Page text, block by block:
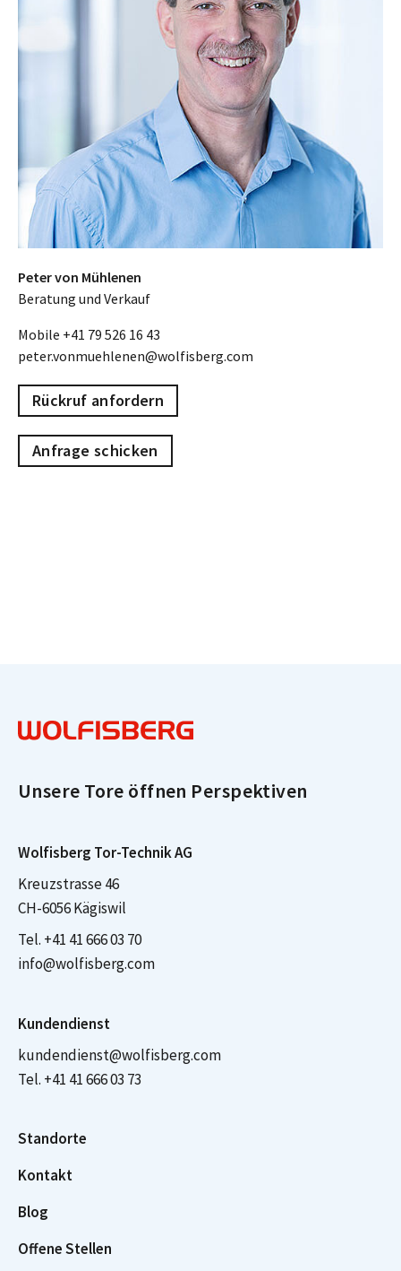
Peter von Mühlenen
Beratung und Verkauf
Mobile +41 79 526 16 43
peter.vonmuehlenen@wolfisberg.com
Rückruf anfordern
Anfrage schicken
Unsere Tore öffnen Perspektiven
Wolfisberg Tor-Technik AG
Kreuzstrasse 46
CH-6056 Kägiswil
Tel. +41 41 666 03 70
info@wolfisberg.com
Kundendienst
kundendienst@wolfisberg.com
Tel. +41 41 666 03 73
Standorte
Kontakt
Blog
Offene Stellen